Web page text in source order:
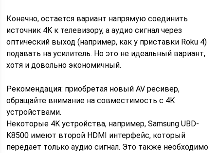
Конечно, остается вариант напрямую соединить
источник 4K к телевизору, а аудио сигнал через
оптический выход (например, как у приставки Roku 4)
подавать на усилитель. Но это не идеальный вариант,
хотя и довольно экономичный.
Рекомендация: приобретая новый AV ресивер,
обращайте внимание на совместимость с 4K
устройствами.
Некоторые 4K устройства, например, Samsung UBD-
K8500 имеют второй HDMI интерфейс, который
передает только аудио сигнал. Это также необходимо